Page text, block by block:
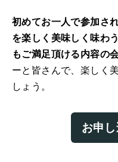
初めてお一人で参加さ
を楽しく美味しく味わ
もご満足頂ける内容の会
ーと皆さんで、楽しく
しょう。
お申